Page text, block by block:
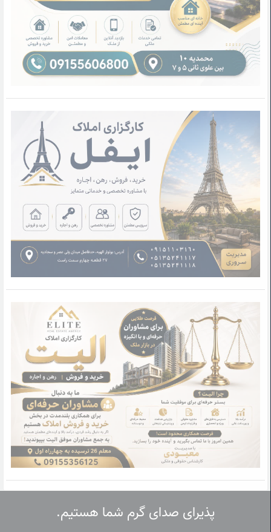
پذیرای صدای گرم شما هستیم.